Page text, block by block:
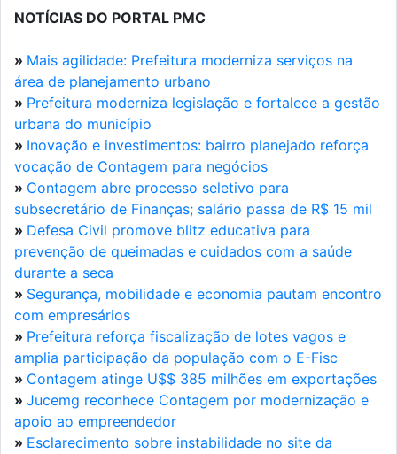
NOTÍCIAS DO PORTAL PMC
» Mais agilidade: Prefeitura moderniza serviços na
área de planejamento urbano
» Prefeitura moderniza legislação e fortalece a gestão
urbana do município
» Inovação e investimentos: bairro planejado reforça
vocação de Contagem para negócios
» Contagem abre processo seletivo para
subsecretário de Finanças; salário passa de R$ 15 mil
» Defesa Civil promove blitz educativa para
prevenção de queimadas e cuidados com a saúde
durante a seca
» Segurança, mobilidade e economia pautam encontro
com empresários
» Prefeitura reforça fiscalização de lotes vagos e
amplia participação da população com o E-Fisc
» Contagem atinge U$$ 385 milhões em exportações
» Jucemg reconhece Contagem por modernização e
apoio ao empreendedor
» Esclarecimento sobre instabilidade no site da